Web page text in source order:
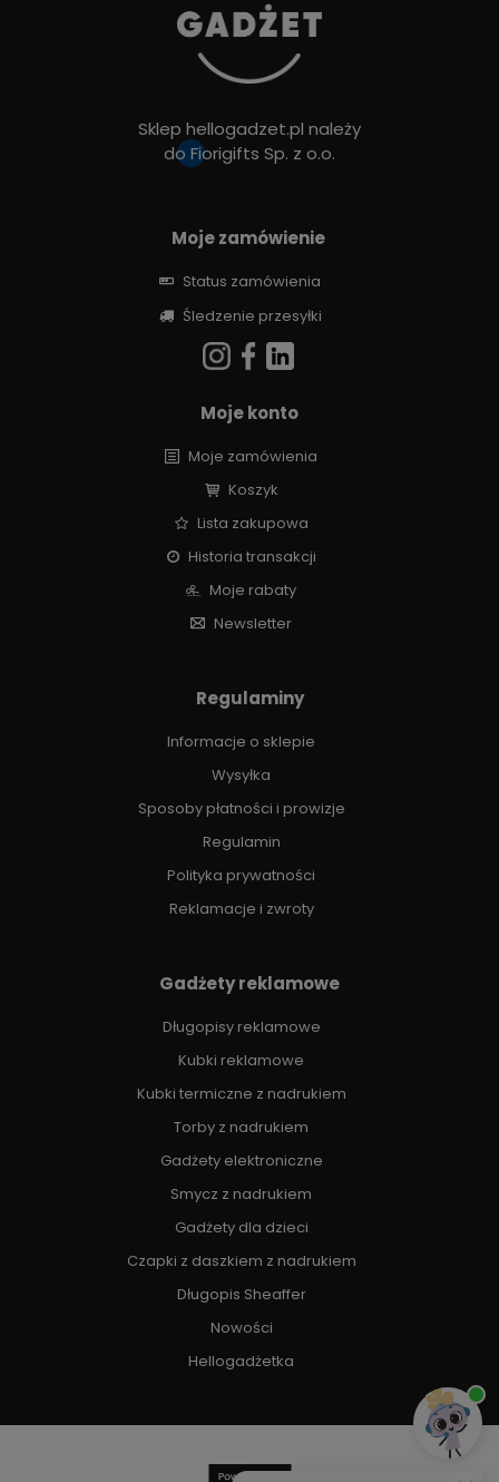
Sklep hellogadzet.pl należy
do Fiorigifts Sp. z o.o.
Moje zamówienie
Status zamówienia
Śledzenie przesyłki
Moje konto
Moje zamówienia
Koszyk
Lista zakupowa
Historia transakcji
Moje rabaty
Newsletter
Regulaminy
Informacje o sklepie
Wysyłka
Sposoby płatności i prowizje
Regulamin
Polityka prywatności
Reklamacje i zwroty
Gadżety reklamowe
Długopisy reklamowe
Kubki reklamowe
Kubki termiczne z nadrukiem
Torby z nadrukiem
Gadżety elektroniczne
Smycz z nadrukiem
Gadżety dla dzieci
Czapki z daszkiem z nadrukiem
Długopis Sheaffer
Nowości
Hellogadżetka